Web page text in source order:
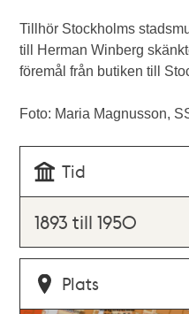
Tillhör Stockholms
till Herman Winberg
föremål från butiken till
Foto: Maria Magnusson,
Tid
1893 till 1950
Plats